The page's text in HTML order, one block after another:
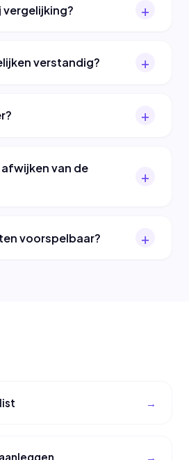
vergelijking?
verstandig?
van de
voorspelbaar?